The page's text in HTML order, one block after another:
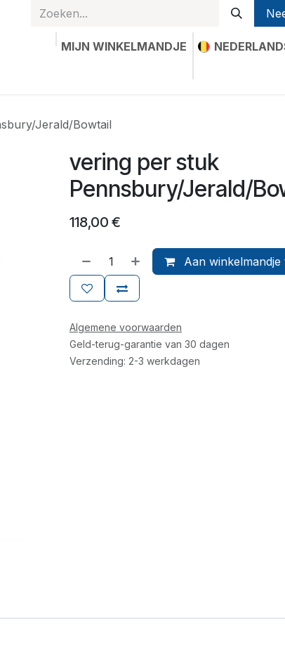
MIJN WINKELMANDJE
Jerald/Bowtail
vering per stuk
Pennsbury/Jerald/
118,00 €
Aan
Algemene voorwaarden
Geld-terug-garantie van 30 dagen
Verzending: 2-3 werkdagen